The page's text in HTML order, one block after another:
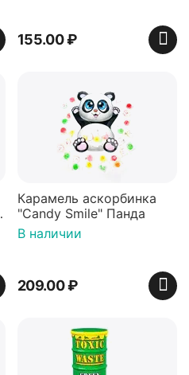
155.00₽
Карамель аскорбинка
"Candy Smile" Панда
В наличии
209.00₽